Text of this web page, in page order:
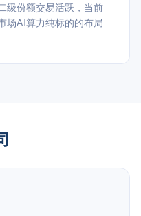
级份额交易活跃，当前
场AI算力纯标的的布局